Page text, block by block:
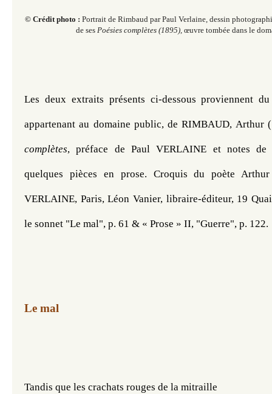
© Crédit photo : Portrait de Rimbaud par Paul Verlaine, dessin
de ses Poésies complètes (1895),œuvre tombée dans le
Les deux extraits présents ci-dessous proviennent
appartenant au domaine public, de RIMBAUD, Arthur
complètes, préface de Paul VERLAINE et notes de
quelques pièces en prose. Croquis du poète
VERLAINE, Paris, Léon Vanier, libraire-éditeur, 19
le sonnet "Le mal", p. 61 & « Prose » II, "Guerre", p. 122.
Le mal
Tandis que les crachats rouges de la mitraille